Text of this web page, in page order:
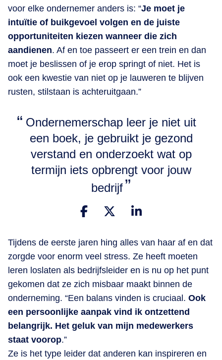
voor elke ondernemer anders is: “Je moet je
intuïtie of buikgevoel volgen en de juiste
opportuniteiten kiezen wanneer die zich
aandienen. Af en toe passeert er een trein en dan
moet je beslissen of je erop springt of niet. Het is
ook een kwestie van niet op je lauweren te blijven
rusten, stilstaan is achteruitgaan.”
Ondernemerschap leer je niet uit
een boek, je gebruikt je gezond
verstand en onderzoekt wat op
termijn iets opbrengt voor jouw
bedrijf
Tijdens de eerste jaren hing alles van haar af en dat
zorgde voor enorm veel stress. Ze heeft moeten
leren loslaten als bedrijfsleider en is nu op het punt
gekomen dat ze zich misbaar maakt binnen de
onderneming. “Een balans vinden is cruciaal. Ook
een persoonlijke aanpak vind ik ontzettend
belangrijk. Het geluk van mijn medewerkers
staat voorop.”
Ze is het type leider dat anderen kan inspireren en